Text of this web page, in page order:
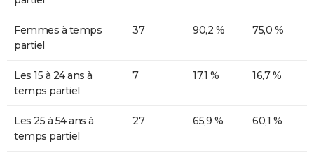
Femmes à temps
partiel
37 90,2 % 75,0 %
Les 15 à 24 ans à
temps partiel
7 17,1 % 16,7 %
Les 25 à 54 ans à
temps partiel
27 65,9 % 60,1 %